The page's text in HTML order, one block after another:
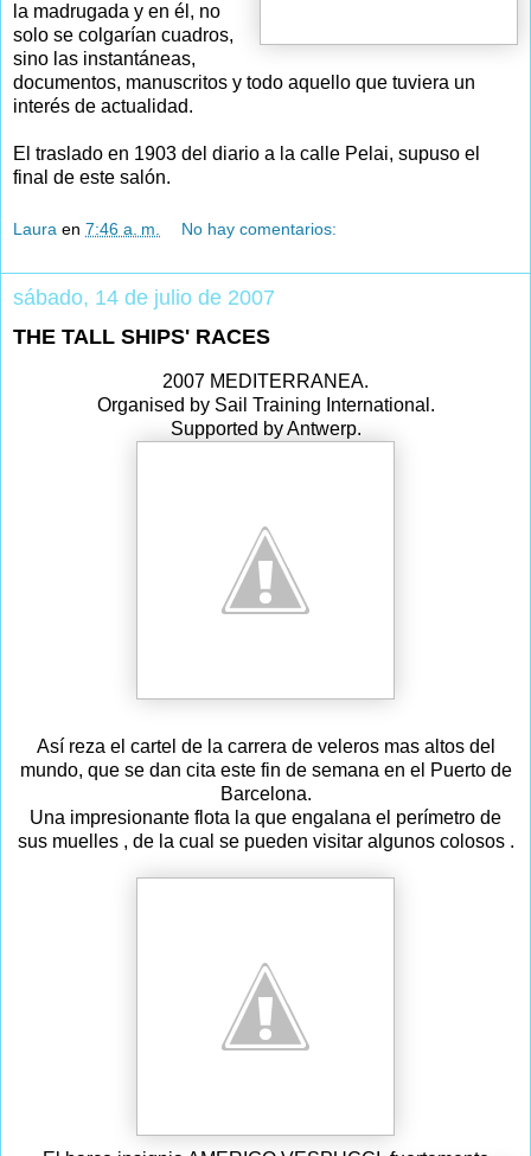
la madrugada y en él, no
solo se colgarían cuadros,
sino las instantáneas,
documentos, manuscritos y todo aquello que tuviera un
interés de actualidad.
El traslado en 1903 del diario a la calle Pelai, supuso el
final de este salón.
Laura en 7:46 a. m. No hay comentarios:
sábado, 14 de julio de 2007
THE TALL SHIPS' RACES
2007 MEDITERRANEA.
Organised by Sail Training International.
Supported by Antwerp.
Así reza el cartel de la carrera de veleros mas altos del
mundo, que se dan cita este fin de semana en el Puerto de
Barcelona.
Una impresionante flota la que engalana el perímetro de
sus muelles , de la cual se pueden visitar algunos colosos .